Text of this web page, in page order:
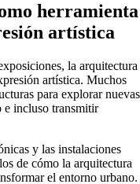
herramienta
artística
la arquitectura
artística. Muchos
para explorar nuevas
e incluso transmitir
y las instalaciones
de cómo la arquitectura
el entorno urbano.